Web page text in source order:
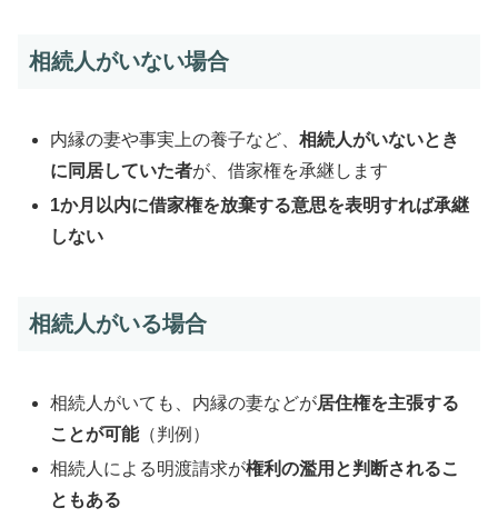
相続人がいない場合
内縁の妻や事実上の養子など、相続人がいないとき
に同居していた者が、借家権を承継します
1か月以内に借家権を放棄する意思を表明すれば承継
しない
相続人がいる場合
相続人がいても、内縁の妻などが居住権を主張する
ことが可能（判例）
相続人による明渡請求が権利の濫用と判断されるこ
ともある